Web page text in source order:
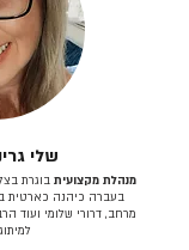
שלי
מנהלת מקצועית בוגרת
בעברה כיהנה כארטית
מרחב, דרורי שלומי ועוד